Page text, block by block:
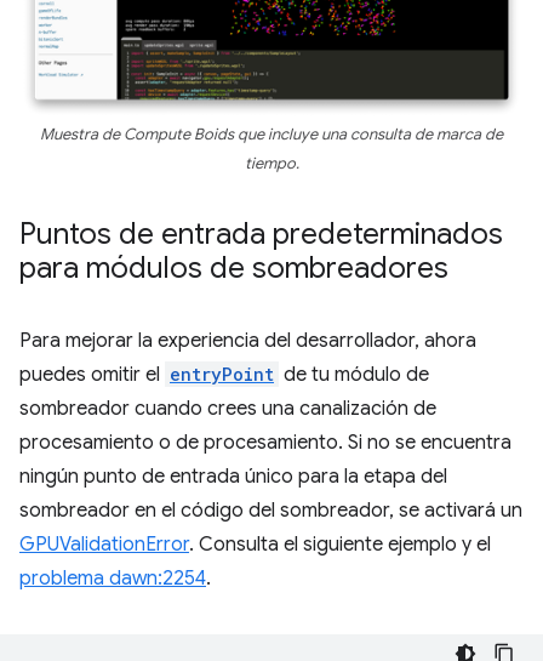
Muestra de Compute Boids que incluye una consulta de marca de
tiempo.
Puntos de entrada predeterminados
para módulos de sombreadores
Para mejorar la experiencia del desarrollador, ahora
puedes omitir el entryPoint de tu módulo de
sombreador cuando crees una canalización de
procesamiento o de procesamiento. Si no se encuentra
ningún punto de entrada único para la etapa del
sombreador en el código del sombreador, se activará un
GPUValidationError. Consulta el siguiente ejemplo y el
problema dawn:2254.